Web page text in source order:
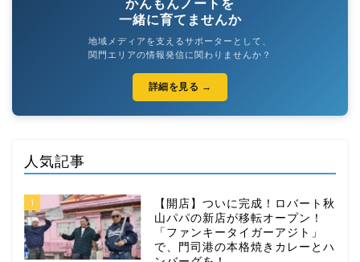
かんもんノートを
一緒に育てませんか
地域メディアを支えるサポーターとして、
関門エリアの情報発信に関わりませんか？
詳細を見る →
人気記事
1
【開店】ついに完成！ロバート秋
山パパの新店が移転オープン！
「ファンキータイガーアジト」
で、門司港の本格焼きカレーとハ